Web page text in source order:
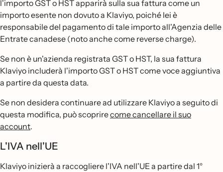
l'importo GST o HST apparirà sulla sua fattura come un
importo esente non dovuto a Klaviyo, poiché lei è
responsabile del pagamento di tale importo all'Agenzia delle
Entrate canadese (noto anche come reverse charge).
Se non è un'azienda registrata GST o HST, la sua fattura
Klaviyo includerà l'importo GST o HST come voce aggiuntiva
a partire da questa data.
Se non desidera continuare ad utilizzare Klaviyo a seguito di
questa modifica, può scoprirecome cancellare il suo
account.
L'IVA nell'UE
Klaviyo inizierà a raccogliere l'IVA nell'UE a partire dal 1°